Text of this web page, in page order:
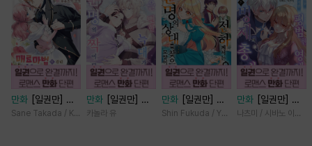
만화
[일권만] 매
료 마법에 걸린 척
Sane Takada / Koki Fuyutsuki
만화
[일권만] 죽
을 뻔한 늑대가 운
카놀라 유
만화
[일권만] 전
하께서는 오늘도
Shin Fukuda / Yoko Kurosu
만화
[일권만] 모
든 것을 포기한 평
나츠미 / 시바노 이즈미